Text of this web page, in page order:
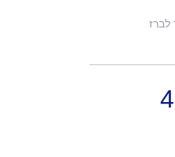
לברז